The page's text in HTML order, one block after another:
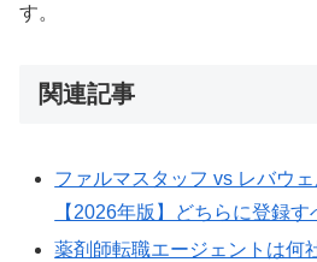
す。
関連記事
ファルマスタッフ vs レバウ
【2026年版】どちらに登録す
薬剤師転職エージェントは何